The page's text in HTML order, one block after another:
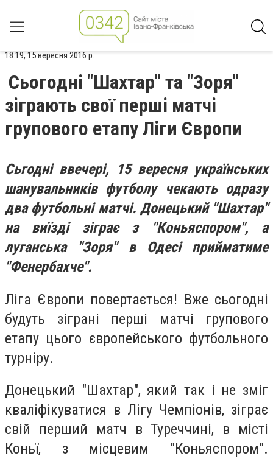
18:19, 15 вересня 2016 р.
Сьогодні "Шахтар" та "Зоря"
зіграють свої перші матчі
групового етапу Ліги Європи
Сьгодні ввечері, 15 вересня українських
шанувальників футболу чекають одразу
два футбольні матчі. Донецький "Шахтар"
на виїзді зіграє з "Коньяспором", а
луганська "Зоря" в Одесі прийматиме
"Фенербахче".
Ліга Європи повертається! Вже сьогодні
будуть зіграні перші матчі групового
етапу цього європейського футбольного
турніру.
Донецький "Шахтар", який так і не зміг
кваліфікуватися в Лігу Чемпіонів, зіграє
свій перший матч в Туреччині, в місті
Коньї, з місцевим "Коньяспором".